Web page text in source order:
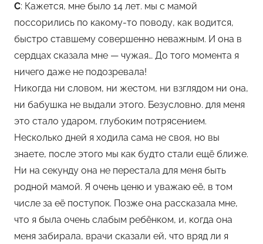
С: Кажется, мне было 14 лет. мы с мамой
поссорились по какому-то поводу, как водится,
быстро ставшему совершенно неважным. И она в
сердцах сказала мне — чужая… До того момента я
ничего даже не подозревала!
Никогда ни словом, ни жестом, ни взглядом ни она,
ни бабушка не выдали этого. Безусловно. для меня
это стало ударом, глубоким потрясением.
Несколько дней я ходила сама не своя, но вы
знаете, после этого мы как будто стали ещё ближе.
Ни на секунду она не перестала для меня быть
родной мамой. Я очень ценю и уважаю её, в том
числе за её поступок. Позже она рассказала мне,
что я была очень слабым ребёнком, и, когда она
меня забирала, врачи сказали ей, что вряд ли я